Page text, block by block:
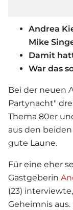
Andrea
Mike
Damit
War das
Bei der neuen
Partynacht"
Thema 80er
aus den
gute Laune.
Für eine eher
Gastgeberin
(23)
Geheimnis aus.